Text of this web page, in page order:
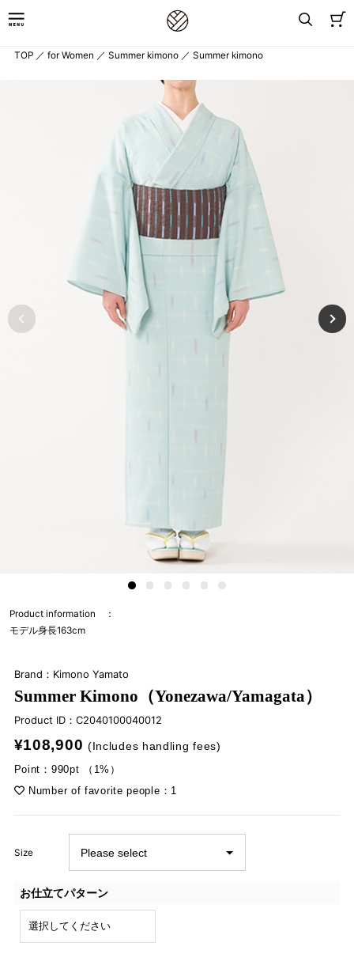
TOP ／ for Women ／ Summer kimono ／ Summer kimono
Product information
モデル身長163cm
Brand：Kimono Yamato
Summer Kimono（Yonezawa/Yamagata）
Product ID： C2040100040012
¥108,900 (Includes handling fees)
Point：990pt （1%）
Number of favorite people：1
Size
お仕立てパターン